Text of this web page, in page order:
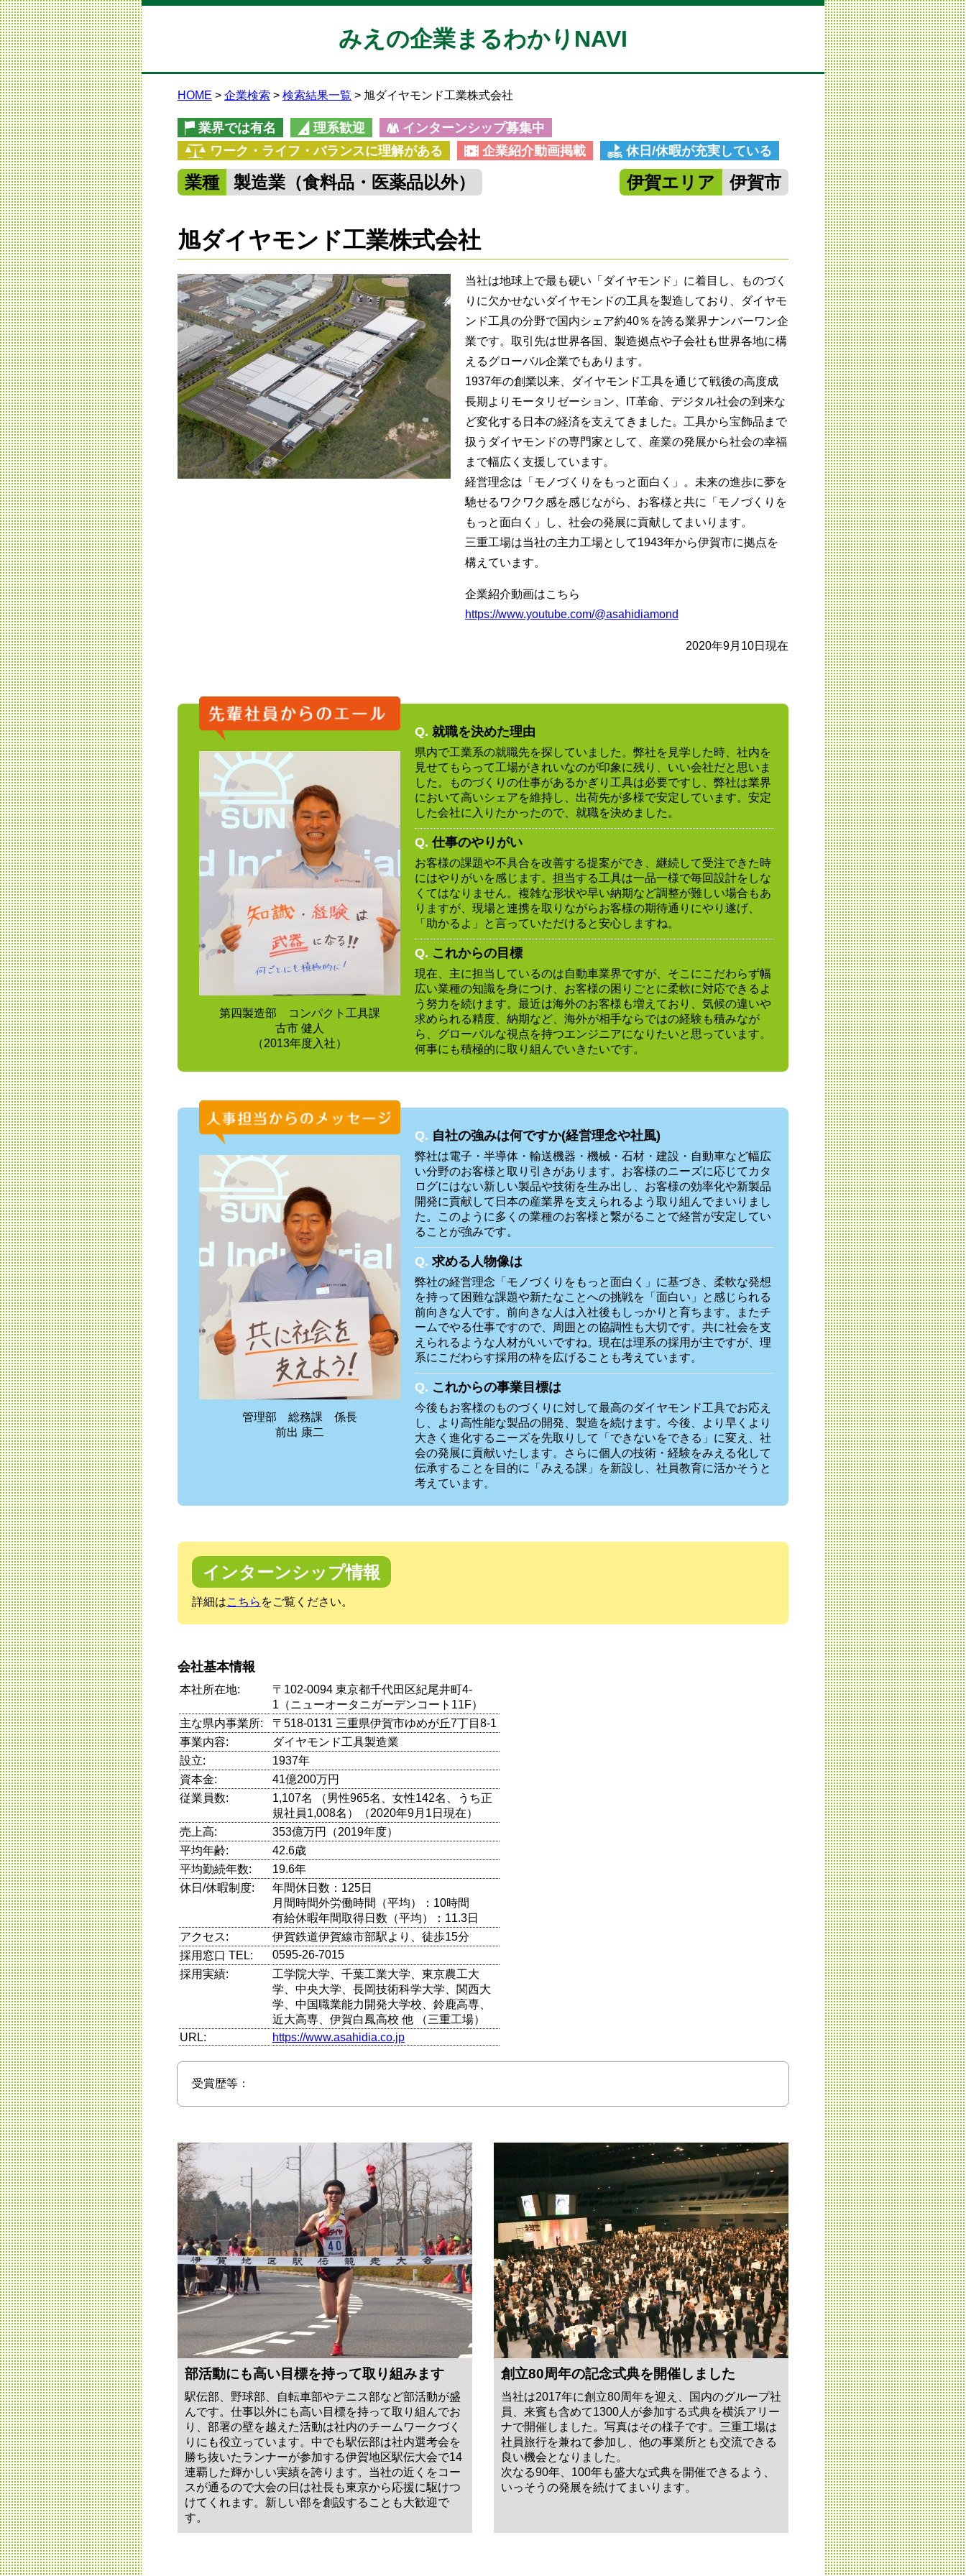
みえの企業まるわかりNAVI
HOME 企業検索 検索結果一覧 旭ダイヤモンド工業株式会社
業界では有名 理系歓迎
インターンシップ募集中
ワーク・ライフ・バランスに理解がある
企業紹介動画掲載 休日/休暇が充実している
業種 製造業（食料品・医薬品以外） 伊賀エリア 伊賀市
旭ダイヤモンド工業株式会社
当社は地球上で最も硬い「ダイヤモンド」に着目し、ものづく
りに欠かせないダイヤモンドの工具を製造しており、ダイヤモ
ンド工具の分野で国内シェア約40％を誇る業界ナンバーワン企
業です。取引先は世界各国、製造拠点や子会社も世界各地に構
えるグローバル企業でもあります。
1937年の創業以来、ダイヤモンド工具を通じて戦後の高度成
長期よりモータリゼーション、IT革命、デジタル社会の到来な
ど変化する日本の経済を支えてきました。工具から宝飾品まで
扱うダイヤモンドの専門家として、産業の発展から社会の幸福
まで幅広く支援しています。
経営理念は「モノづくりをもっと面白く」。未来の進歩に夢を
馳せるワクワク感を感じながら、お客様と共に「モノづくりを
もっと面白く」し、社会の発展に貢献してまいります。
三重工場は当社の主力工場として1943年から伊賀市に拠点を
構えています。
企業紹介動画はこちら
https://www.youtube.com/@asahidiamond
2020年9月10日現在
第四製造部 コンパクト工具課
古市 健人
（2013年度入社）
Q. 就職を決めた理由
県内で工業系の就職先を探していました。弊社を見学した時、社内を
見せてもらって工場がきれいなのが印象に残り、いい会社だと思いま
した。ものづくりの仕事があるかぎり工具は必要ですし、弊社は業界
において高いシェアを維持し、出荷先が多様で安定しています。安定
した会社に入りたかったので、就職を決めました。
Q. 仕事のやりがい
お客様の課題や不具合を改善する提案ができ、継続して受注できた時
にはやりがいを感じます。担当する工具は一品一様で毎回設計をしな
くてはなりません。複雑な形状や早い納期など調整が難しい場合もあ
りますが、現場と連携を取りながらお客様の期待通りにやり遂げ、
「助かるよ」と言っていただけると安心しますね。
Q. これからの目標
現在、主に担当しているのは自動車業界ですが、そこにこだわらず幅
広い業種の知識を身につけ、お客様の困りごとに柔軟に対応できるよ
う努力を続けます。最近は海外のお客様も増えており、気候の違いや
求められる精度、納期など、海外が相手ならではの経験も積みなが
ら、グローバルな視点を持つエンジニアになりたいと思っています。
何事にも積極的に取り組んでいきたいです。
管理部 総務課 係長
前出 康二
Q. 自社の強みは何ですか(経営理念や社風)
弊社は電子・半導体・輸送機器・機械・石材・建設・自動車など幅広
い分野のお客様と取り引きがあります。お客様のニーズに応じてカタ
ログにはない新しい製品や技術を生み出し、お客様の効率化や新製品
開発に貢献して日本の産業界を支えられるよう取り組んでまいりまし
た。このように多くの業種のお客様と繋がることで経営が安定してい
ることが強みです。
Q. 求める人物像は
弊社の経営理念「モノづくりをもっと面白く」に基づき、柔軟な発想
を持って困難な課題や新たなことへの挑戦を「面白い」と感じられる
前向きな人です。前向きな人は入社後もしっかりと育ちます。またチ
ームでやる仕事ですので、周囲との協調性も大切です。共に社会を支
えられるような人材がいいですね。現在は理系の採用が主ですが、理
系にこだわらす採用の枠を広げることも考えています。
Q. これからの事業目標は
今後もお客様のものづくりに対して最高のダイヤモンド工具でお応え
し、より高性能な製品の開発、製造を続けます。今後、より早くより
大きく進化するニーズを先取りして「できないをできる」に変え、社
会の発展に貢献いたします。さらに個人の技術・経験をみえる化して
伝承することを目的に「みえる課」を新設し、社員教育に活かそうと
考えています。
インターンシップ情報
詳細はこちら をご覧ください。
会社基本情報
本社所在地:
〒102-0094 東京都千代田区紀尾井町4-
1（ニューオータニガーデンコート11F）
主な県内事業所:
〒518-0131 三重県伊賀市ゆめが丘7丁目8-1
事業内容:
ダイヤモンド工具製造業
設立:
1937年
資本金:
41億200万円
従業員数:
1,107名 （男性965名、女性142名、うち正
規社員1,008名）（2020年9月1日現在）
売上高:
353億万円（2019年度）
平均年齢:
42.6歳
平均勤続年数:
19.6年
休日/休暇制度:
年間休日数：125日
月間時間外労働時間（平均）：10時間
有給休暇年間取得日数（平均）：11.3日
アクセス:
伊賀鉄道伊賀線市部駅より、徒歩15分
採用窓口 TEL:
0595-26-7015
採用実績:
工学院大学、千葉工業大学、東京農工大
学、中央大学、長岡技術科学大学、関西大
学、中国職業能力開発大学校、鈴鹿高専、
近大高専、伊賀白鳳高校 他 （三重工場）
URL:
https://www.asahidia.co.jp
受賞歴等：
部活動にも高い目標を持って取り組みます
駅伝部、野球部、自転車部やテニス部など部活動が盛
んです。仕事以外にも高い目標を持って取り組んでお
り、部署の壁を越えた活動は社内のチームワークづく
りにも役立っています。中でも駅伝部は社内選考会を
勝ち抜いたランナーが参加する伊賀地区駅伝大会で14
連覇した輝かしい実績を誇ります。当社の近くをコー
スが通るので大会の日は社長も東京から応援に駆けつ
けてくれます。新しい部を創設することも大歓迎で
す。
創立80周年の記念式典を開催しました
当社は2017年に創立80周年を迎え、国内のグループ社
員、来賓も含めて1300人が参加する式典を横浜アリー
ナで開催しました。写真はその様子です。三重工場は
社員旅行を兼ねて参加し、他の事業所とも交流できる
良い機会となりました。
次なる90年、100年も盛大な式典を開催できるよう、
いっそうの発展を続けてまいります。